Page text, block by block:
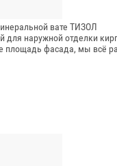
вате ТИЗОЛ
наружной отделки
площадь фасада, мы всё